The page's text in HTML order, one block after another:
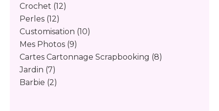
Crochet (12)
Perles (12)
Customisation (10)
Mes Photos (9)
Cartes Cartonnage Scrapbooking (8)
Jardin (7)
Barbie (2)